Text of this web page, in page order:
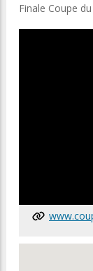
Finale Coupe